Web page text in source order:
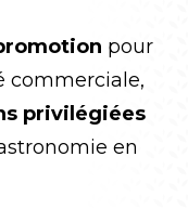
pour
commerciale,
privilégiées
en